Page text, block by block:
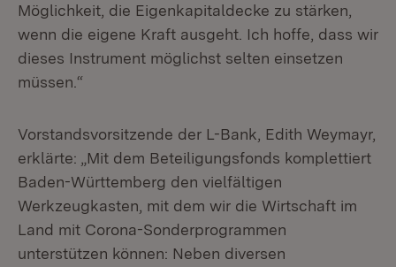
Möglichkeit, die Eigenkapitaldecke zu stärken,
wenn die eigene Kraft ausgeht. Ich hoffe, dass wir
dieses Instrument möglichst selten einsetzen
müssen.“
Vorstandsvorsitzende der L-Bank, Edith Weymayr,
erklärte: „Mit dem Beteiligungsfonds komplettiert
Baden-Württemberg den vielfältigen
Werkzeugkasten, mit dem wir die Wirtschaft im
Land mit Corona-Sonderprogrammen
unterstützen können: Neben diversen